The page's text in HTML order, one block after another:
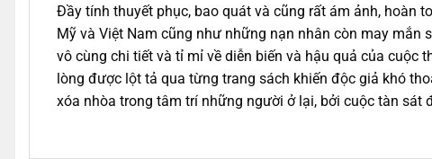
Đầy tính thuyết phục, bao quát và cũng rất ám ảnh, hoàn
Mỹ và Việt Nam cũng như những nạn nhân còn may mắn
vô cùng chi tiết và tỉ mỉ về diễn biến và hậu quả của
lòng được lột tả qua từng trang sách khiến độc giả khó
xóa nhòa trong tâm trí những người ở lại, bởi cuộc tàn sát